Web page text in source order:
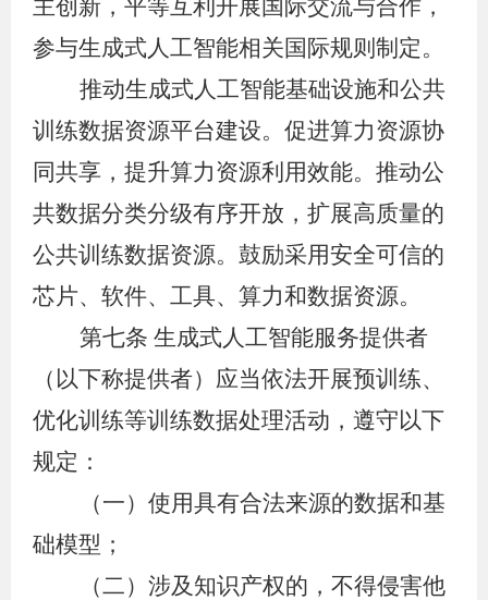
主创新，平等互利开展国际交流与合作，
参与生成式人工智能相关国际规则制定。
推动生成式人工智能基础设施和公共
训练数据资源平台建设。促进算力资源协
同共享，提升算力资源利用效能。推动公
共数据分类分级有序开放，扩展高质量的
公共训练数据资源。鼓励采用安全可信的
芯片、软件、工具、算力和数据资源。
第七条 生成式人工智能服务提供者
（以下称提供者）应当依法开展预训练、
优化训练等训练数据处理活动，遵守以下
规定：
（一）使用具有合法来源的数据和基
础模型；
（二）涉及知识产权的，不得侵害他